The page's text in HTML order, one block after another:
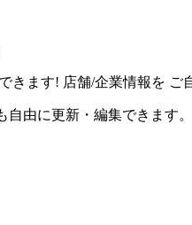
きます! 店舗/企業情報を ご
由に更新・編集できます